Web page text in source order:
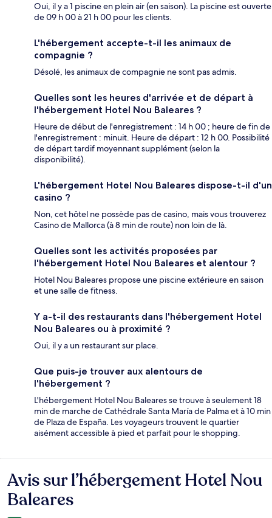
Oui, il y a 1 piscine en plein air (en saison). La piscine est ouverte
de 09 h 00 à 21 h 00 pour les clients.
L'hébergement accepte-t-il les animaux de
compagnie ?
Désolé, les animaux de compagnie ne sont pas admis.
Quelles sont les heures d'arrivée et de départ à
l'hébergement Hotel Nou Baleares ?
Heure de début de l'enregistrement : 14 h 00 ; heure de fin de
l'enregistrement : minuit. Heure de départ : 12 h 00. Possibilité
de départ tardif moyennant supplément (selon la
disponibilité).
L'hébergement Hotel Nou Baleares dispose-t-il d'un
casino ?
Non, cet hôtel ne possède pas de casino, mais vous trouverez
Casino de Mallorca (à 8 min de route) non loin de là.
Quelles sont les activités proposées par
l'hébergement Hotel Nou Baleares et alentour ?
Hotel Nou Baleares propose une piscine extérieure en saison
et une salle de fitness.
Y a-t-il des restaurants dans l'hébergement Hotel
Nou Baleares ou à proximité ?
Oui, il y a un restaurant sur place.
Que puis-je trouver aux alentours de
l'hébergement ?
L'hébergement Hotel Nou Baleares se trouve à seulement 18
min de marche de Cathédrale Santa María de Palma et à 10 min
de Plaza de España. Les voyageurs trouvent le quartier
aisément accessible à pied et parfait pour le shopping.
Avis
Avis sur l’hébergement Hotel Nou
Baleares